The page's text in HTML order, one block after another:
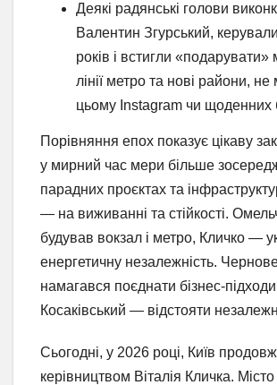
Деякі радянські голови
Валентин Згурський,
років і встигли «подарувати»
лінії метро та нові райони,
цьому Instagram чи щоденних
Порівняння епох показує цікаву
у мирний час мери більше
парадних проєктах та
— на виживанні та стійкості.
будував вокзал і метро, Кличко —
енергетичну незалежність.
намагався поєднати бізнес-
Косаківський — відстояти
Сьогодні, у 2026 році, Київ
керівництвом Віталія Кличка.